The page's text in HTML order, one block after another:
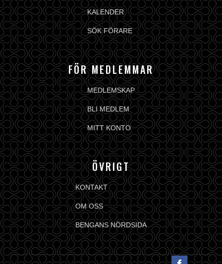
KALENDER
SÖK FÖRARE
FÖR MEDLEMMAR
MEDLEMSKAP
BLI MEDLEM
MITT KONTO
ÖVRIGT
KONTAKT
OM OSS
BENGANS NÖRDSIDA